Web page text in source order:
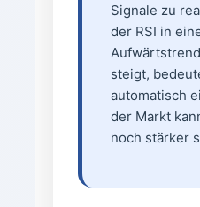
Signale zu
der RSI in
steigt,
automatisch
der Markt
noch stärker